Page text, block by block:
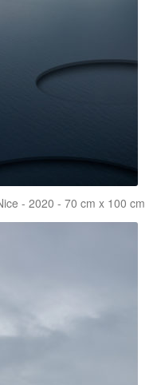
- 2020 - 70 cm x 100 cm